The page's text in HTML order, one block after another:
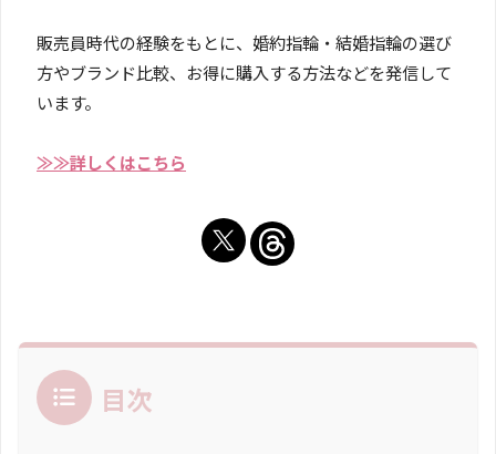
販売員時代の経験をもとに、婚約指輪・結婚指輪の選び
方やブランド比較、お得に購入する方法などを発信して
います。
≫≫詳しくはこちら
目次